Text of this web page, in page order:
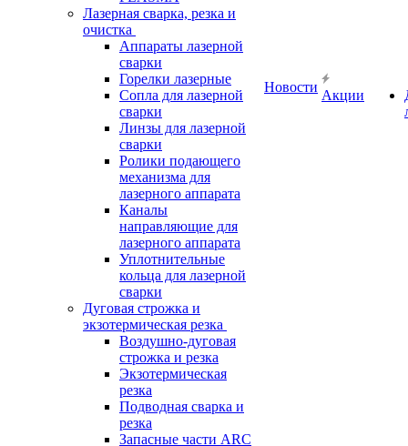
Лазерная сварка, резка и
очистка
Аппараты лазерной
сварки
Горелки лазерные
Сопла для лазерной
сварки
Линзы для лазерной
сварки
Ролики подающего
механизма для
лазерного аппарата
Каналы
направляющие для
лазерного аппарата
Уплотнительные
кольца для лазерной
сварки
Дуговая строжка и
экзотермическая резка
Воздушно-дуговая
строжка и резка
Экзотермическая
резка
Подводная сварка и
резка
Запасные части ARC
Новости
Акции